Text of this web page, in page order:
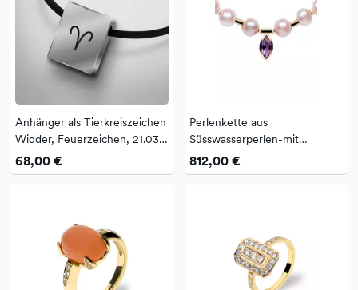
Anhänger als Tierkreiszeichen
Widder, Feuerzeichen, 21.03.
bis 20.04., von TeNo in
Edelstahl, antiallergen
68,00 €
Perlenkette aus
Süsswasserperlen-mit
Amethyst Anhänger-
Handarbeit aus unserer
812,00 €